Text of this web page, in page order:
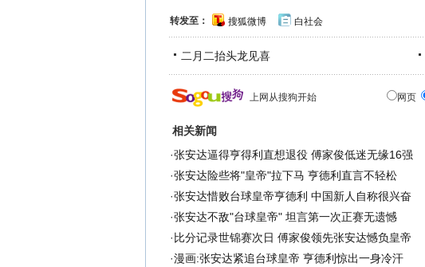
转发至： 搜狐微博 白社会
二月二抬头龙见喜
上网从搜狗开始 网页
相关新闻
·张安达逼得亨得利直想退役 傅家俊低迷无缘16强
·张安达险些将"皇帝"拉下马 亨德利直言不轻松
·张安达惜败台球皇帝亨德利 中国新人自称很兴奋
·张安达不敌"台球皇帝" 坦言第一次正赛无遗憾
· 比分记录世锦赛次日 傅家俊领先张安达憾负皇帝
·漫画:张安达紧追台球皇帝 亨德利惊出一身冷汗